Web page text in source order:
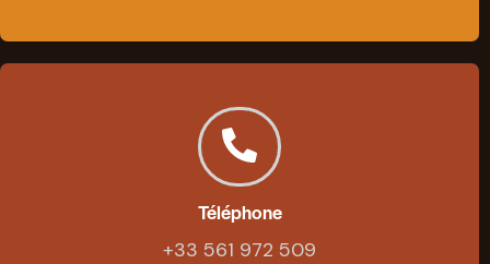
Téléphone
+33 561 972 509